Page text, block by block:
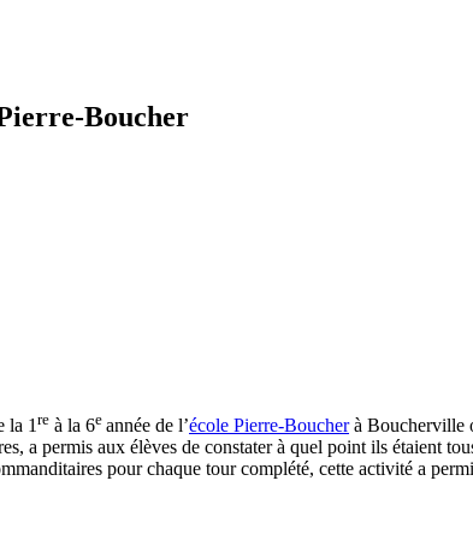
Boucher
la 1 re à la 6e année de l’école Pierre-Boucherà Boucherville
a permis aux élèves de constater à quel point ils étaient
pour chaque tour complété, cette activité a